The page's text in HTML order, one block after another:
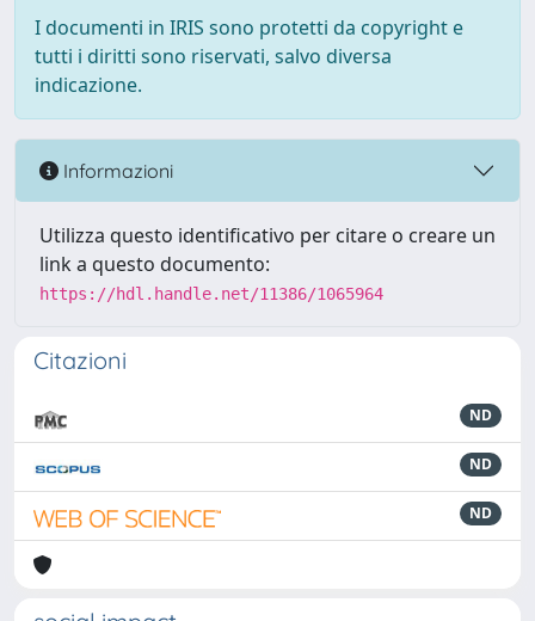
I documenti in IRIS sono protetti da copyright e
tutti i diritti sono riservati, salvo diversa
indicazione.
Informazioni
Utilizza questo identificativo per citare o creare un
link a questo documento:
https://hdl.handle.net/11386/1065964
Citazioni
ND
ND
ND